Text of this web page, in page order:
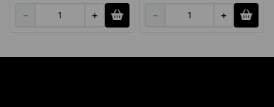
＋
－ ＋
－